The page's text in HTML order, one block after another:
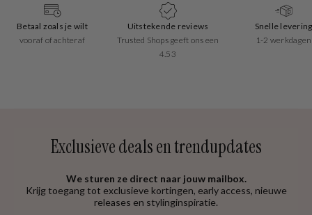
Betaal zoals je wilt
vooraf of achteraf
Uitstekende reviews
Trusted Shops geeft ons een
4.53
Snelle levering
1-2 werkdagen
Exclusieve deals en trendupdates
We sturen ze direct naar jouw mailbox.
Krijg toegang tot exclusieve kortingen, early access, nieuwe
releases en stylinginspiratie.